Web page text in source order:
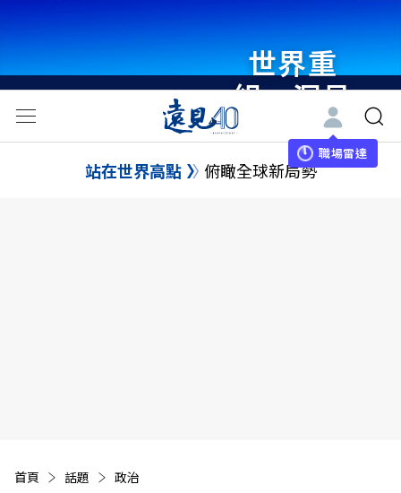
世界重
組・洞見
未來 與
世界領袖
職場雷達
站在世界高點 俯瞰全球新局勢
首頁 話題 政治